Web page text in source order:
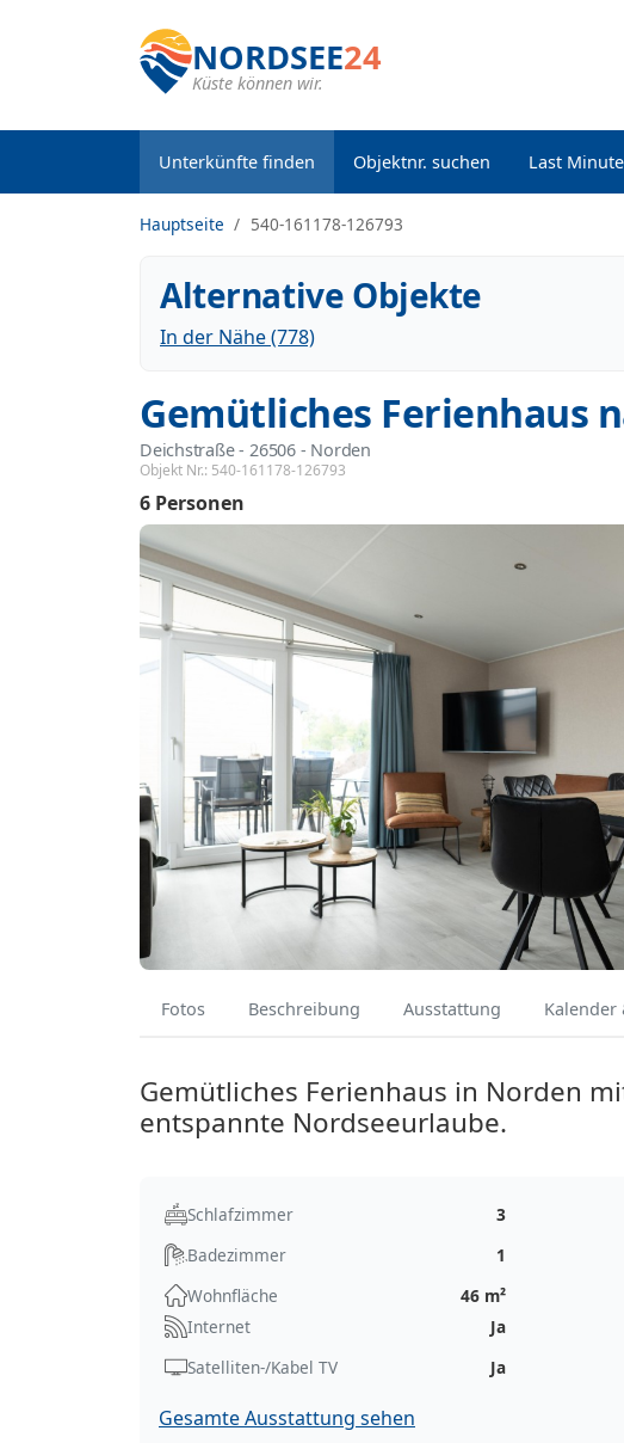
NORDSEE24
Küste können wir.
Unterkünfte finden Objektnr. suchen Last Minute
Hauptseite 540-161178-126793
Alternative Objekte
In der Nähe (778)
Gemütliches Ferienhaus
Deichstraße - 26506 - Norden
Objekt Nr.: 540-161178-126793
6 Personen
Fotos Beschreibung Ausstattung Kalender
Gemütliches Ferienhaus in Norden
entspannte Nordseeurlaube.
Schlafzimmer
3
Badezimmer
1
Wohnfläche
46 m²
Internet
Ja
Satelliten-/Kabel TV
Ja
Gesamte Ausstattung sehen